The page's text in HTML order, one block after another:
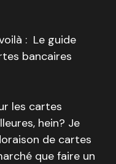
: Le guide
bancaires
les cartes
hein? Je
de cartes
que faire un